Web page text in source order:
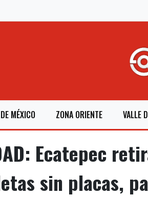
MÉXICO ZONA ORIENTE VALLE
Ecatepec
sin placas,